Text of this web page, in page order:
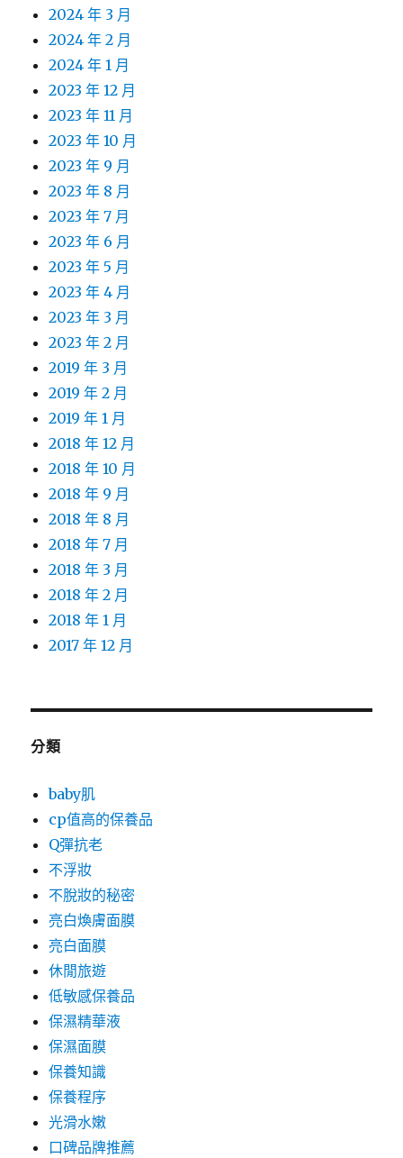
2024 年 3 月
2024 年 2 月
2024 年 1 月
2023 年 12 月
2023 年 11 月
2023 年 10 月
2023 年 9 月
2023 年 8 月
2023 年 7 月
2023 年 6 月
2023 年 5 月
2023 年 4 月
2023 年 3 月
2023 年 2 月
2019 年 3 月
2019 年 2 月
2019 年 1 月
2018 年 12 月
2018 年 10 月
2018 年 9 月
2018 年 8 月
2018 年 7 月
2018 年 3 月
2018 年 2 月
2018 年 1 月
2017 年 12 月
分類
baby肌
cp值高的保養品
Q彈抗老
不浮妝
不脫妝的秘密
亮白煥膚面膜
亮白面膜
休閒旅遊
低敏感保養品
保濕精華液
保濕面膜
保養知識
保養程序
光滑水嫩
口碑品牌推薦